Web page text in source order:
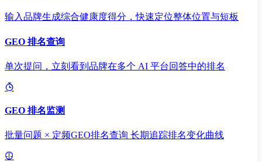
输入品牌生成综合健康度得分，快速定位整体位置与短板
GEO 排名查询
单次提问，立刻看到品牌在多个 AI 平台回答中的排名
GEO 排名监测
批量问题 × 定频GEO排名查询 长期追踪排名变化曲线